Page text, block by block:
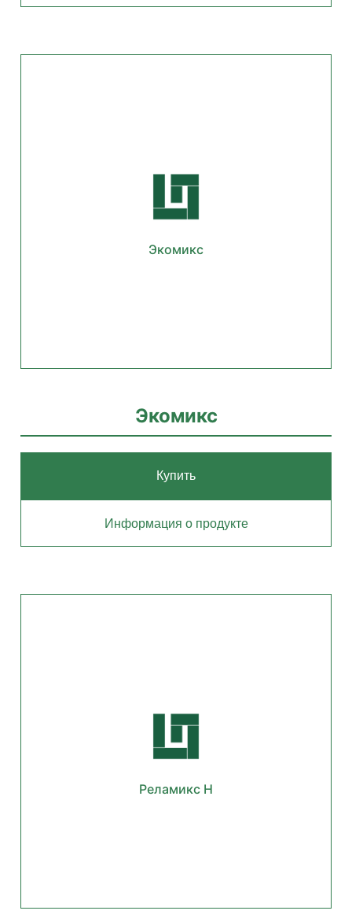
Экомикс
Экомикс
Купить
Информация о продукте
Реламикс Н